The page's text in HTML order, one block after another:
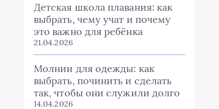
Детская школа плавания: как
выбрать, чему учат и почему
это важно для ребёнка
21.04.2026
Молнии для одежды: как
выбрать, починить и сделать
так, чтобы они служили долго
14.04.2026